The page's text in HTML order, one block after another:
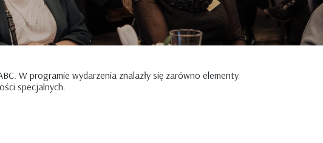
W programie wydarzenia znalazły się zarówno elementy
specjalnych.